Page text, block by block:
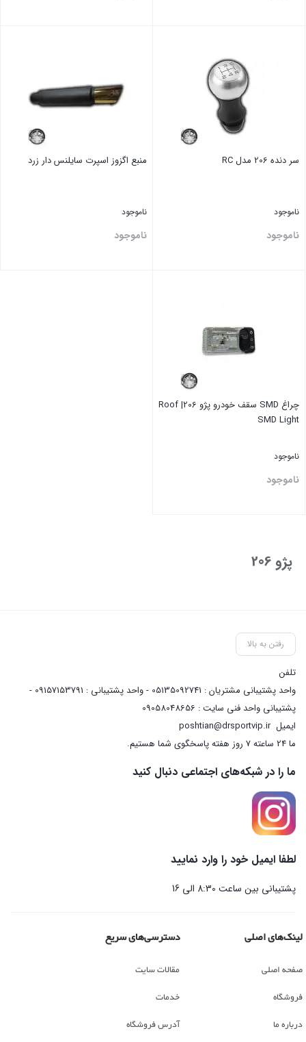
سر دنده 206 مدل RC
ناموجود
ناموجود
منبع اگزوز اسپرت سایلنس دار زرد
ناموجود
ناموجود
چراغ SMD سقف خودرو پژو 206| Roof
SMD Light
ناموجود
ناموجود
پژو 206
رفتن به بالا
تلفن
واحد پشتیبانی مشتریان : 05135092741 - واحد پشتیبانی : 09157153791 -
پشتیبانی واحد فنی سایت : 09058048656
ایمیلposhtian@drsportvip.ir
ما 24 ساعته 7 روز هفته پاسخگوی شما هستیم.
ما را در شبکه‌های اجتماعی دنبال کنید
لطفا ایمیل خود را وارد نمایید
پشتیبانی بین ساعت 8:30 الی 16
لینک‌های اصلی
صفحه اصلی
فروشگاه
درباره ما
دسترسی‌های سریع
مقالات سایت
خدمات
آدرس فروشگاه